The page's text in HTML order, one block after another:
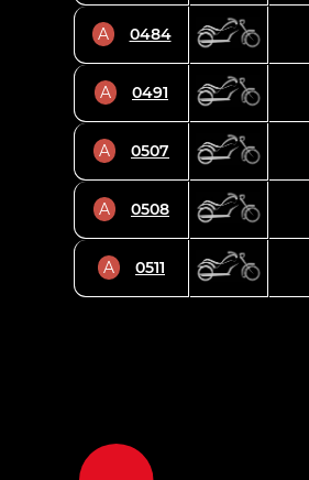
A 0484
A 0491
A 0507
A 0508
A 0511